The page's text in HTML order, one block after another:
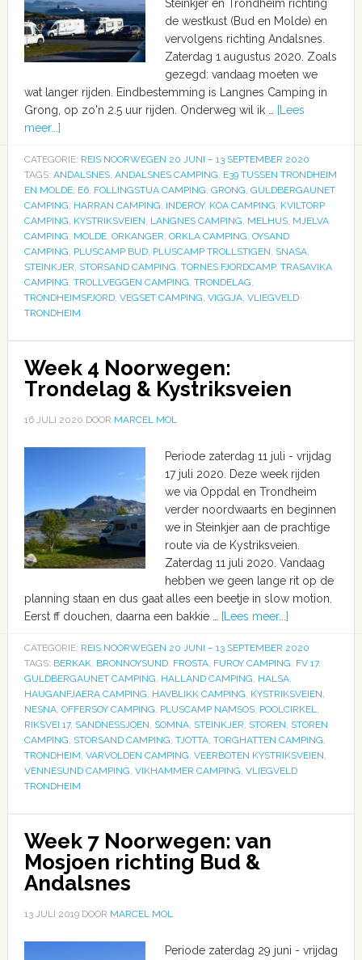
Steinkjer en Trondheim richting
de westkust (Bud en Molde) en
vervolgens richting Andalsnes.
Zaterdag 1 augustus 2020. Zoals
gezegd: vandaag moeten we
wat langer rijden. Eindbestemming is Langnes Camping in
Grong, op zo'n 2.5 uur rijden. Onderweg wil ik …
[Lees
meer...]
CATEGORIE: REIS NOORWEGEN 20 JUNI – 13 SEPTEMBER 2020
TAGS: ANDALSNES, ANDALSNES CAMPING, E39 TUSSEN TRONDHEIM
EN MOLDE, E6, FOLLINGSTUA CAMPING, GRONG, GULDBERGAUNET
CAMPING, HARRAN CAMPING, INDEROY, KOA CAMPING, KVILTORP
CAMPING, KYSTRIKSVEIEN, LANGNES CAMPING, MELHUS, MJELVA
CAMPING, MOLDE, ORKANGER, ORKLA CAMPING, OYSAND
CAMPING, PLUSCAMP BUD, PLUSCAMP TROLLSTIGEN, SNASA,
STEINKJER, STORSAND CAMPING, TORNES FJORDCAMP, TRASAVIKA
CAMPING, TROLLVEGGEN CAMPING, TRONDELAG,
TRONDHEIMSFJORD, VEGSET CAMPING, VIGGJA, VLIEGVELD
TRONDHEIM
Week 4 Noorwegen:
Trondelag & Kystriksveien
16 JULI 2020 DOOR MARCEL MOL
Periode zaterdag 11 juli - vrijdag
17 juli 2020. Deze week rijden
we via Oppdal en Trondheim
verder noordwaarts en beginnen
we in Steinkjer aan de prachtige
route via de Kystriksveien.
Zaterdag 11 juli 2020. Vandaag
hebben we geen lange rit op de
planning staan en dus gaat alles een beetje in slow motion.
Eerst ff douchen, daarna een bakkie …
[Lees meer...]
CATEGORIE: REIS NOORWEGEN 20 JUNI – 13 SEPTEMBER 2020
TAGS: BERKAK, BRONNOYSUND, FROSTA, FUROY CAMPING, FV 17,
GULDBERGAUNET CAMPING, HALLAND CAMPING, HALSA,
HAUGANFJAERA CAMPING, HAVBLIKK CAMPING, KYSTRIKSVEIEN,
NESNA, OFFERSOY CAMPING, PLUSCAMP NAMSOS, POOLCIRKEL,
RIKSVEI 17, SANDNESSJOEN, SOMNA, STEINKJER, STOREN, STOREN
CAMPING, STORSAND CAMPING, TJOTTA, TORGHATTEN CAMPING,
TRONDHEIM, VARVOLDEN CAMPING, VEERBOTEN KYSTRIKSVEIEN,
VENNESUND CAMPING, VIKHAMMER CAMPING, VLIEGVELD
TRONDHEIM
Week 7 Noorwegen: van
Mosjoen richting Bud &
Andalsnes
13 JULI 2019DOOR MARCEL MOL
Periode zaterdag 29 juni - vrijdag